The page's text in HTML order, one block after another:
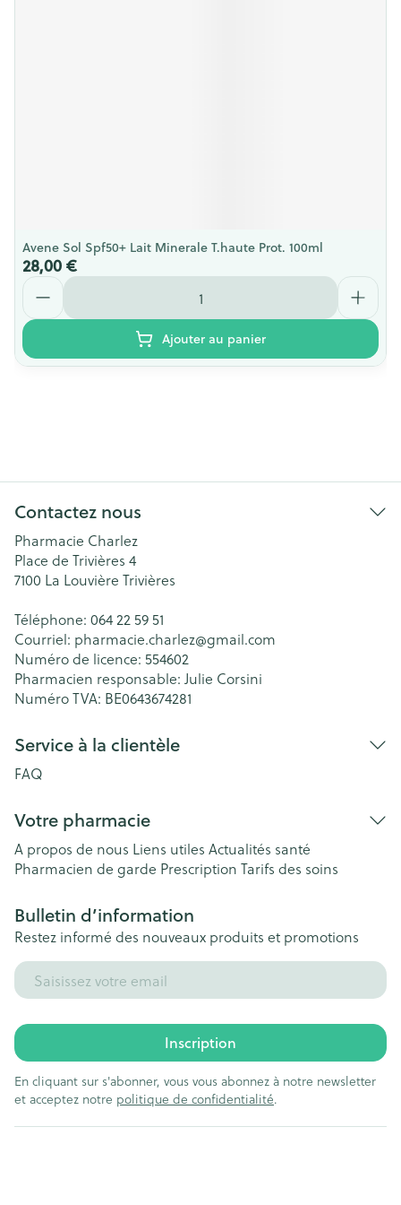
Avene Sol Spf50+ Lait Minerale T.haute Prot. 100ml
28,00 €
Quantité
Ajouter au panier
Contactez nous
Pharmacie Charlez
Place de Trivières 4
7100 La Louvière Trivières
Téléphone: 064 22 59 51
Courriel: pharmacie.charlez@gmail.com
Numéro de licence: 554602
Pharmacien responsable: Julie Corsini
Numéro TVA: BE0643674281
Service à la clientèle
FAQ
Votre pharmacie
A propos de nous Liens utiles Actualités santé
Pharmacien de garde Prescription Tarifs des soins
Bulletin d’information
Restez informé des nouveaux produits et promotions
Adresse mail
Inscription
En cliquant sur s'abonner, vous vous abonnez à notre newsletter
et acceptez notre politique de confidentialité.